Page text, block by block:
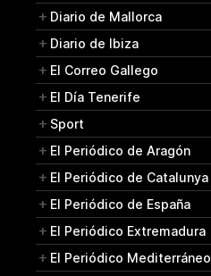
Diario de Mallorca
Diario de Ibiza
El Correo Gallego
El Día Tenerife
Sport
El Periódico de Aragón
El Periódico de Catalunya
El Periódico de España
El Periódico Extremadura
El Periódico Mediterráneo